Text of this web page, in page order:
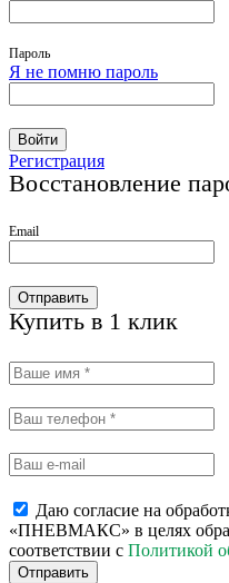
Пароль
Я не помню пароль
Войти
Регистрация
Восстановление
Email
Отправить
Купить в 1 клик
Даю согласие на
«ПНЕВМАКС» в целях
соответствии с Политикой
Отправить